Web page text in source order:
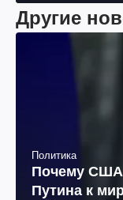
Другие
Политика
Почему США
Путина к